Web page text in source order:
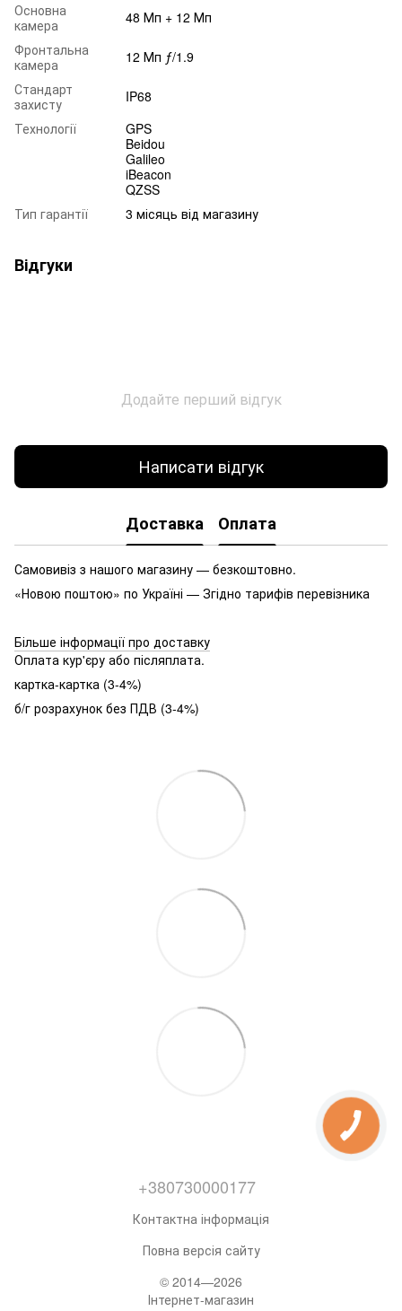
Основна
камера
48 Мп + 12 Мп
Фронтальна
камера
12 Мп ƒ/1.9
Стандарт
захисту
IP68
Технології
GPS
Beidou
Galileo
iBeacon
QZSS
Тип гарантії
3 місяць від магазину
Відгуки
Додайте перший відгук
Написати відгук
Доставка Оплата
Самовивіз з нашого магазину — безкоштовно.
«Новою поштою» по Україні — Згідно тарифів перевізника
Більше інформації про доставку
Оплата кур'єру або післяплата.
картка-картка (3-4%)
б/г розрахунок без ПДВ (3-4%)
+380730000177
Контактна інформація
Повна версія сайту
© 2014—2026
Інтернет-магазин